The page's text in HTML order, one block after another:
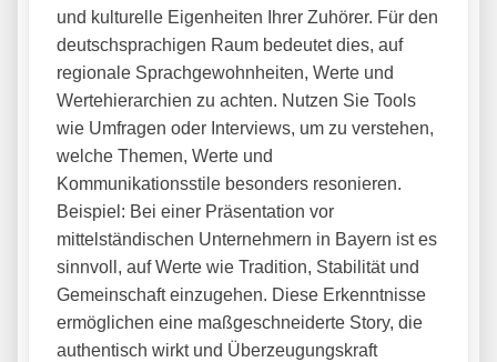
und kulturelle Eigenheiten Ihrer Zuhörer. Für den
deutschsprachigen Raum bedeutet dies, auf
regionale Sprachgewohnheiten, Werte und
Wertehierarchien zu achten. Nutzen Sie Tools
wie Umfragen oder Interviews, um zu verstehen,
welche Themen, Werte und
Kommunikationsstile besonders resonieren.
Beispiel: Bei einer Präsentation vor
mittelständischen Unternehmern in Bayern ist es
sinnvoll, auf Werte wie Tradition, Stabilität und
Gemeinschaft einzugehen. Diese Erkenntnisse
ermöglichen eine maßgeschneiderte Story, die
authentisch wirkt und Überzeugungskraft